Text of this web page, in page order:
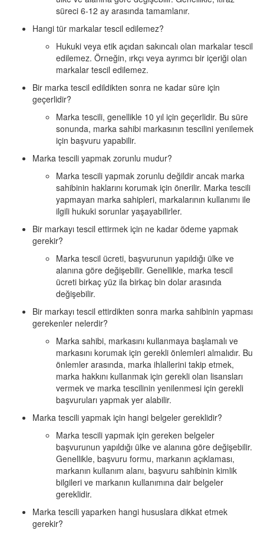
süreci 6-12 ay arasında tamamlanır.
Hangi tür markalar tescil edilemez?
Hukuki veya etik açıdan sakıncalı olan markalar tescil
edilemez. Örneğin, ırkçı veya ayrımcı bir içeriği olan
markalar tescil edilemez.
Bir marka tescil edildikten sonra ne kadar süre için
geçerlidir?
Marka tescili, genellikle 10 yıl için geçerlidir. Bu süre
sonunda, marka sahibi markasının tescilini yenilemek
için başvuru yapabilir.
Marka tescili yapmak zorunlu mudur?
Marka tescili yapmak zorunlu değildir ancak marka
sahibinin haklarını korumak için önerilir. Marka tescili
yapmayan marka sahipleri, markalarının kullanımı ile
ilgili hukuki sorunlar yaşayabilirler.
Bir markayı tescil ettirmek için ne kadar ödeme yapmak
gerekir?
Marka tescil ücreti, başvurunun yapıldığı ülke ve
alanına göre değişebilir. Genellikle, marka tescil
ücreti birkaç yüz ila birkaç bin dolar arasında
değişebilir.
Bir markayı tescil ettirdikten sonra marka sahibinin yapması
gerekenler nelerdir?
Marka sahibi, markasını kullanmaya başlamalı ve
markasını korumak için gerekli önlemleri almalıdır. Bu
önlemler arasında, marka ihlallerini takip etmek,
marka hakkını kullanmak için gerekli olan lisansları
vermek ve marka tescilinin yenilenmesi için gerekli
başvuruları yapmak yer alabilir.
Marka tescili yapmak için hangi belgeler gereklidir?
Marka tescili yapmak için gereken belgeler
başvurunun yapıldığı ülke ve alanına göre değişebilir.
Genellikle, başvuru formu, markanın açıklaması,
markanın kullanım alanı, başvuru sahibinin kimlik
bilgileri ve markanın kullanımına dair belgeler
gereklidir.
Marka tescili yaparken hangi hususlara dikkat etmek
gerekir?